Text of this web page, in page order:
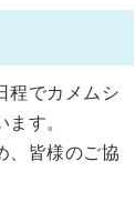
程でカメムシ
す。
、皆様のご協